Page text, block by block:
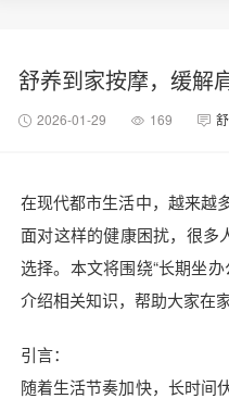
舒养到家按摩，缓解
2026-01-29 169
在现代都市生活中，越来越
面对这样的健康困扰，很多
选择。本文将围绕“长期坐
介绍相关知识，帮助大家在
引言：
随着生活节奏加快，长时间